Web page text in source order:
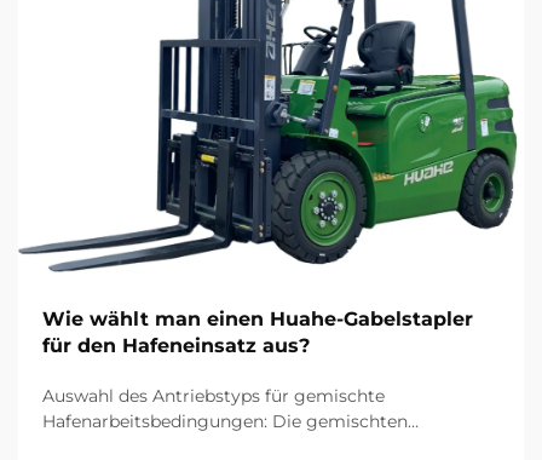
Wie wählt man einen Huahe-Gabelstapler
für den Hafeneinsatz aus?
Auswahl des Antriebstyps für gemischte
Hafenarbeitsbedingungen: Die gemischten